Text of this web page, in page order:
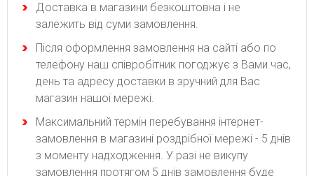
Доставка в магазини безкоштовна і не
залежить від суми замовлення.
Після оформлення замовлення на сайті або по
телефону наш співробітник погоджує з Вами час,
день та адресу доставки в зручний для Вас
магазин нашої мережі.
Максимальний термін перебування інтернет-
замовлення в магазині роздрібної мережі - 5 днів
з моменту надходження. У разі не викупу
замовлення протягом 5 днів замовлення буде